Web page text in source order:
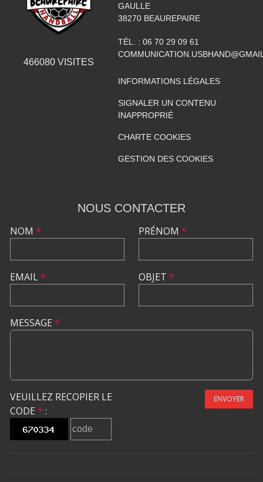
466080 VISITES
GAULLE
38270 BEAUREPAIRE
TÉL. : 06 70 29 09 61
INFORMATIONS LÉGALES
SIGNALER UN CONTENU
INAPPROPRIÉ
CHARTE COOKIES
GESTION DES COOKIES
NOUS CONTACTER
NOM *
EMAIL*
PRÉNOM *
OBJET *
MESSAGE *
VEUILLEZ RECOPIER LE
CODE * :
ENVOYER